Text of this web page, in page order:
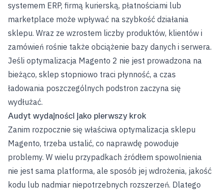
systemem ERP, firmą kurierską, płatnościami lub
marketplace może wpływać na szybkość działania
sklepu. Wraz ze wzrostem liczby produktów, klientów i
zamówień rośnie także obciążenie bazy danych i serwera.
Jeśli optymalizacja Magento 2 nie jest prowadzona na
bieżąco, sklep stopniowo traci płynność, a czas
ładowania poszczególnych podstron zaczyna się
wydłużać.
Audyt wydajności jako pierwszy krok
Zanim rozpocznie się właściwa optymalizacja sklepu
Magento, trzeba ustalić, co naprawdę powoduje
problemy. W wielu przypadkach źródłem spowolnienia
nie jest sama platforma, ale sposób jej wdrożenia, jakość
kodu lub nadmiar niepotrzebnych rozszerzeń. Dlatego